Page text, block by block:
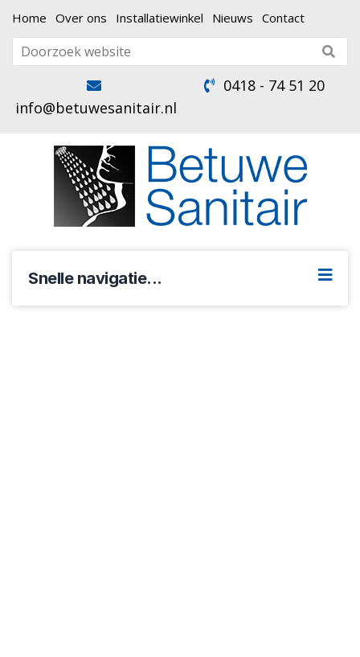
Home Over ons Installatiewinkel Nieuws Contact
info@betuwesanitair.nl
0418 - 74 51 20
Snelle navigatie...